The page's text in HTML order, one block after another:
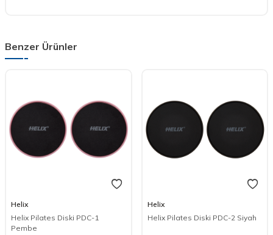
Benzer Ürünler
Helix
Helix Pilates Diski PDC-1
Pembe
Helix
Helix Pilates Diski PDC-2 Siyah